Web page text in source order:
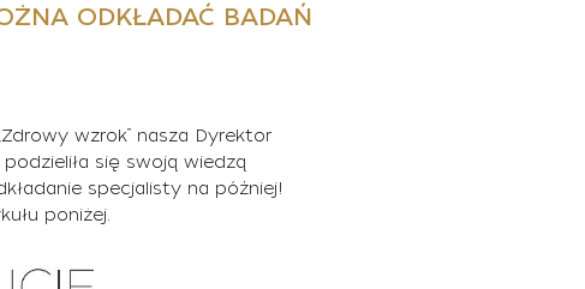
ODKŁADAĆ BADAŃ
wzrok” nasza Dyrektor
podzieliła się swoją wiedzą
specjalisty na później!
poniżej.